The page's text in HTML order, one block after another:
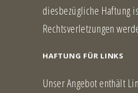
diesbezügliche Haftung
Rechtsverletzungen
HAFTUNG FÜR LINKS
Unser Angebot enthält